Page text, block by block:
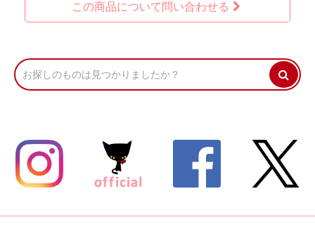
この商品について問い合わせる